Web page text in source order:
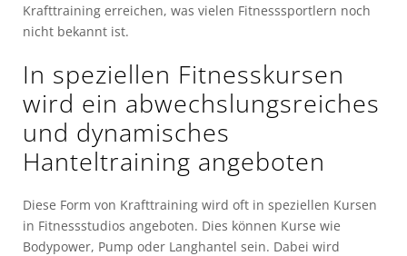
Krafttraining erreichen, was vielen Fitnesssportlern noch
nicht bekannt ist.
In speziellen Fitnesskursen
wird ein abwechslungsreiches
und dynamisches
Hanteltraining angeboten
Diese Form von Krafttraining wird oft in speziellen Kursen
in Fitnessstudios angeboten. Dies können Kurse wie
Bodypower, Pump oder Langhantel sein. Dabei wird